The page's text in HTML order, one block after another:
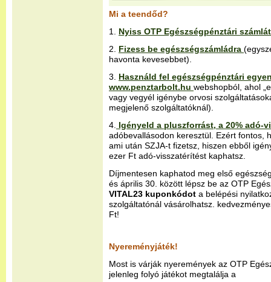
Mi a teendőd?
1. Nyiss OTP Egészségpénztári számlát
2. Fizess be egészségszámládra
havonta kevesebbet).
3. Használd fel egészségpénztári
www.penztarbolt.hu webshopból, ahol
vagy vegyél igénybe orvosi
megjelenő szolgáltatóknál).
4. Igényeld a pluszforrást, a 20% adó-
adóbevallásodon keresztül. Ezért fontos,
ami után SZJA-t fizetsz, hiszen ebből
ezer Ft adó-visszatérítést kaphatsz.
Díjmentesen kaphatod meg első
és április 30. között lépsz be az OTP
VITAL23 kuponkódot a belépési
szolgáltatónál vásárolhatsz.
Ft!
Nyereményjáték!
Most is várják nyeremények az OTP
jelenleg folyó játékot megtalálja a